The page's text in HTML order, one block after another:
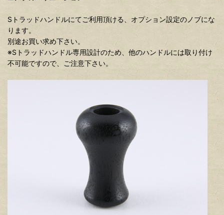
Sトラッドハンドルにてご利用頂ける、オプション設定のノブにな
ります。
別途お買い求め下さい。
※Sトラッドハンドル専用設計のため、他のハンドルには取り付け
不可能ですので、ご注意下さい。